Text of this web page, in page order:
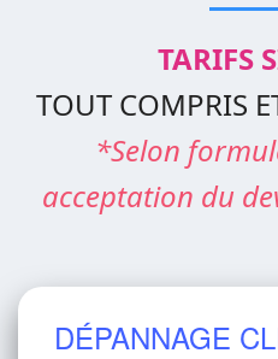
TARIFS
TOUT COMPRIS
*Selon
acceptation du
DÉPANNAGE